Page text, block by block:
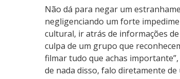
a
t
u
–
A
l
í
Não dá para negar um
negligenciando um forte
cultural, ir atrás de informações
culpa de um grupo que
filmar tudo que achas
de nada disso, falo diretamente